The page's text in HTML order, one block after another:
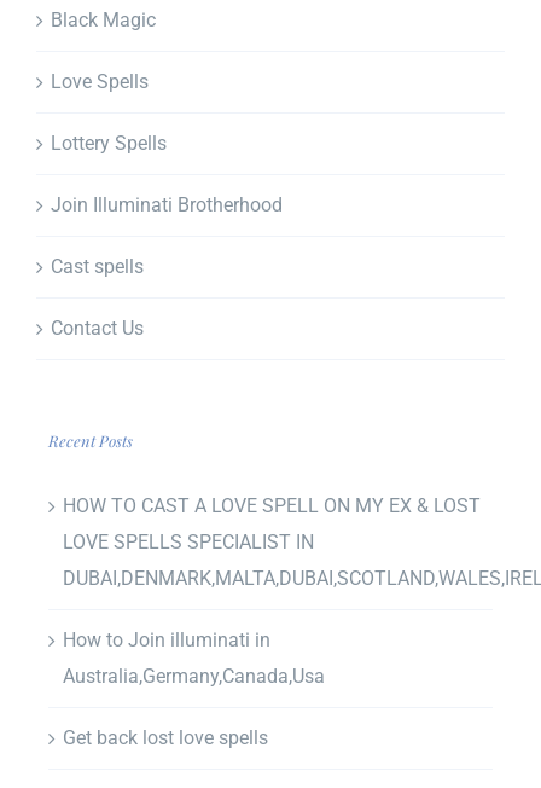
Black Magic
Love Spells
Lottery Spells
Join Illuminati Brotherhood
Cast spells
Contact Us
Recent Posts
HOW TO CAST A LOVE SPELL ON MY EX & LOST
LOVE SPELLS SPECIALIST IN
How to Join illuminati in
Australia,Germany,Canada,Usa
Get back lost love spells